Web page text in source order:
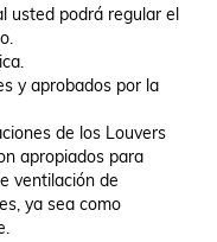
usted podrá regular el
y aprobados por la
de los Louvers
apropiados para
ventilación de
ya sea como